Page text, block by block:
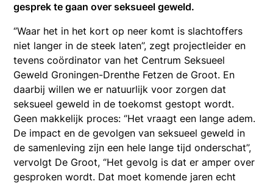
gesprek te gaan over seksueel geweld.
‘’Waar het in het kort op neer komt is slachtoffers
niet langer in de steek laten’’, zegt projectleider en
tevens coördinator van het Centrum Seksueel
Geweld Groningen-Drenthe Fetzen de Groot. En
daarbij willen we er natuurlijk voor zorgen dat
seksueel geweld in de toekomst gestopt wordt.
Geen makkelijk proces: ‘’Het vraagt een lange adem.
De impact en de gevolgen van seksueel geweld in
de samenleving zijn een hele lange tijd onderschat’’,
vervolgt De Groot, ‘’Het gevolg is dat er amper over
gesproken wordt. Dat moet komende jaren echt